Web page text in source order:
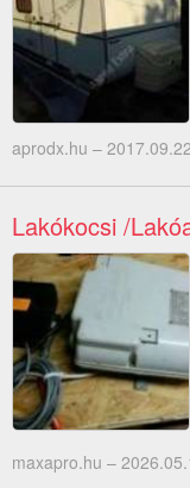
aprodx.hu –
Lakókocsi /
maxapro.hu –